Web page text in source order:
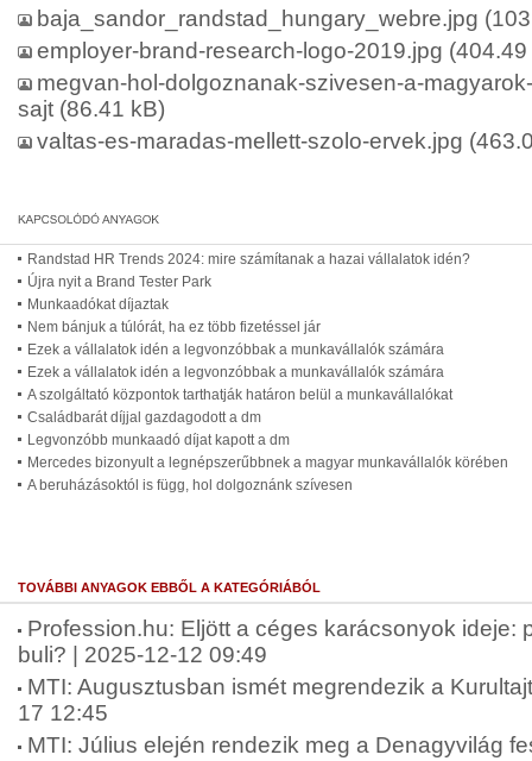
baja_sandor_randstad_hungary_webre.jpg
employer-brand-research-logo-2019.jpg (404.49
megvan-hol-dolgoznanak-szivesen-a-
sajt (86.41 kB)
valtas-es-maradas-mellett-szolo-ervek.jpg
Randstad HR Trends 2024: mire számítanak a hazai vállalatok idén?
Újra nyit a Brand Tester Park
Munkaadókat díjaztak
Nem bánjuk a túlórát, ha ez több fizetéssel jár
Ezek a vállalatok idén a legvonzóbbak a munkavállalók számára
Ezek a vállalatok idén a legvonzóbbak a munkavállalók számára
A szolgáltató központok tarthatják határon belül a munkavállalókat
Családbarát díjjal gazdagodott a dm
Legvonzóbb munkaadó díjat kapott a dm
Mercedes bizonyult a legnépszerűbbnek a magyar munkavállalók körében
A beruházásoktól is függ, hol dolgoznánk szívesen
TOVÁBBI ANYAGOK EBBŐL A KATEGÓRIÁBÓL
Profession.hu: Eljött a céges karácsonyok ideje:
buli? | 2025-12-12 09:49
MTI: Augusztusban ismét megrendezik a
17 12:45
MTI: Július elején rendezik meg a Denagyvilág